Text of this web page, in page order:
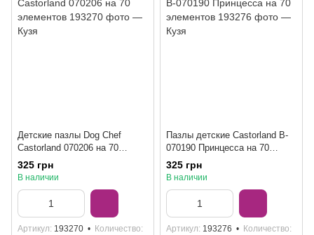
Детские пазлы Dog Chef
Castorland 070206 на 70
элементов
325 грн
В наличии
Артикул 193270
Количество
Пазлы детские Castorland B-
070190 Принцесса на 70
элементов
325 грн
В наличии
Артикул 193276
Количество